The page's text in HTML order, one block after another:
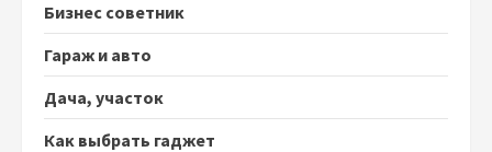
Бизнес советник
Гараж и авто
Дача, участок
Как выбрать гаджет